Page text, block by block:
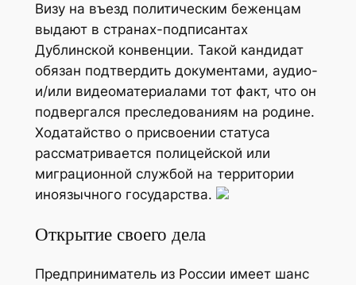
Визу на въезд политическим беженцам
выдают в странах-подписантах
Дублинской конвенции. Такой кандидат
обязан подтвердить документами, аудио-
и/или видеоматериалами тот факт, что он
подвергался преследованиям на родине.
Ходатайство о присвоении статуса
рассматривается полицейской или
миграционной службой на территории
иноязычного государства.
Открытие своего дела
Предприниматель из России имеет шанс